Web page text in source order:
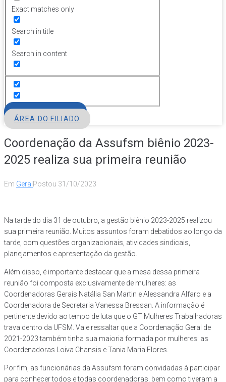
Exact matches only
Search in title
Search in content
ÁREA DO FILIADO
Coordenação da Assufsm biênio 2023-
2025 realiza sua primeira reunião
Em Geral Postou 31/10/2023
Na tarde do dia 31 de outubro, a gestão biênio 2023-2025 realizou
sua primeira reunião. Muitos assuntos foram debatidos ao longo da
tarde, com questões organizacionais, atividades sindicais,
planejamentos e apresentação da gestão.
Além disso, é importante destacar que a mesa dessa primeira
reunião foi composta exclusivamente de mulheres: as
Coordenadoras Gerais Natália San Martin e Alessandra Alfaro e a
Coordenadora de Secretaria Vanessa Bressan. A informação é
pertinente devido ao tempo de luta que o GT Mulheres Trabalhadoras
trava dentro da UFSM. Vale ressaltar que a Coordenação Geral de
2021-2023 também tinha sua maioria formada por mulheres: as
Coordenadoras Loiva Chansis e Tania Maria Flores.
Por fim, as funcionárias da Assufsm foram convidadas à participar
para conhecer todos e todas coordenadoras, bem como tiveram a